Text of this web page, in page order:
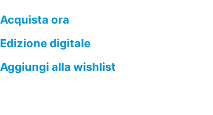
Acquista ora
Edizione digitale
Aggiungi alla wishlist